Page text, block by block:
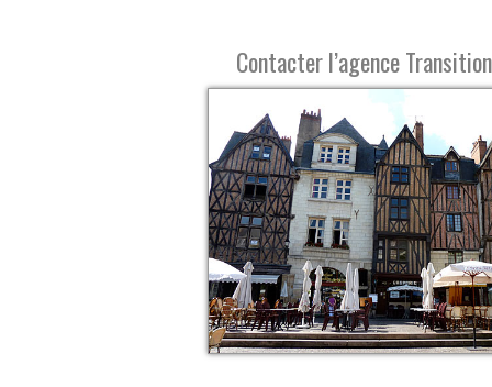
Contacter l’agence